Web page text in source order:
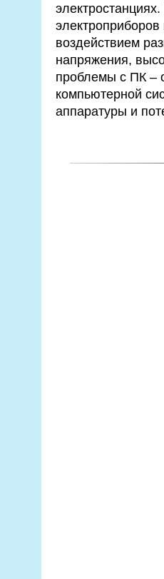
воздействием
напряжения,
проблемы с ПК –
компьютерной
аппаратуры и